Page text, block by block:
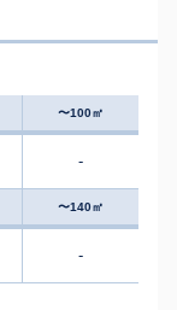
〜100㎡
-
〜140㎡
-